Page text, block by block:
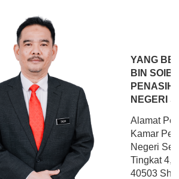
YANG
BIN SOIB
NEGERI
Alamat
Kamar
Negeri
Tingkat 4,
40503